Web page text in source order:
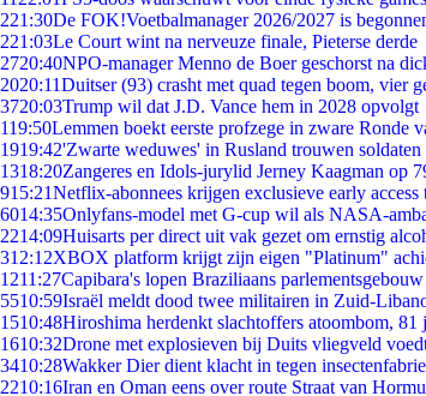
221:30De FOK!Voetbalmanager 2026/2027 is
221:03Le Court wint na nerveuze finale, Pieterse derde
2720:40NPO-manager Menno de Boer geschorst na
2020:11Duitser (93) crasht met quad tegen boom, vier
3720:03Trump wil dat J.D. Vance hem in 2028 opvolgt
119:50Lemmen boekt eerste profzege in zware Ronde
1919:42'Zwarte weduwes' in Rusland trouwen
1318:20Zangeres en Idols-jurylid Jerney Kaagman op
915:21Netflix-abonnees krijgen exclusieve early
6014:35Onlyfans-model met G-cup wil als NASA-
2214:09Huisarts per direct uit vak gezet om ernstig
312:12XBOX platform krijgt zijn eigen "Platinum"
1211:27Capibara's lopen Braziliaans
5510:59Israël meldt dood twee militairen in Zuid-
1510:48Hiroshima herdenkt slachtoffers atoombom, 81
1610:32Drone met explosieven bij Duits vliegveld
3410:28Wakker Dier dient klacht in tegen
2210:16Iran en Oman eens over route Straat van